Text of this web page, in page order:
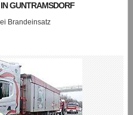
GUNTRAMSDORF
Brandeinsatz